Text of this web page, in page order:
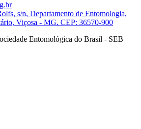
s/n, Departamento de Entomologia,
Viçosa - MG. CEP: 36570-900
Entomológica do Brasil - SEB